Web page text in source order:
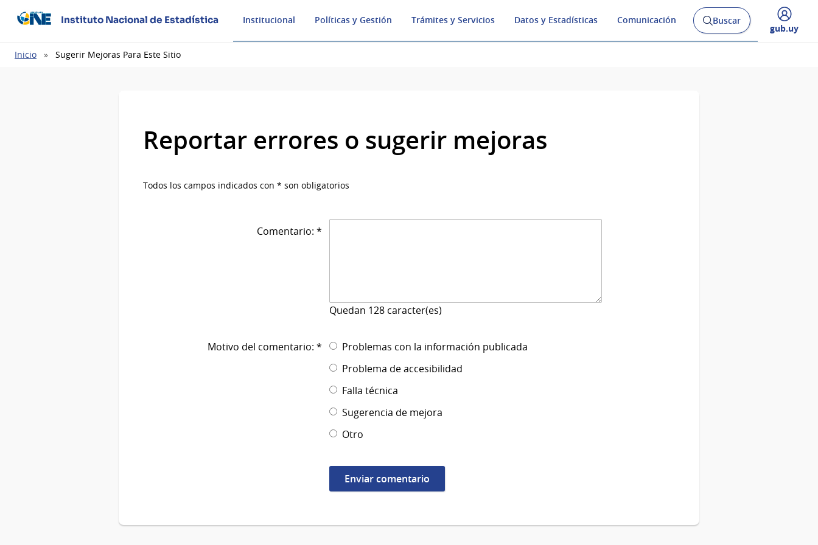
Instituto Nacional de Estadística Institucional Políticas y Gestión Trámites y Servicios Datos y Estadísticas Comunicación
Abrir
buscador
Buscar
Desplegar
gub.uy
Ruta
Inicio Sugerir Mejoras Para Este Sitio
Reportar errores o sugerir mejoras
Todos los campos indicados con * son obligatorios
Comentario: *
Quedan 128 caracter(es)
Motivo del comentario: *
Problemas con la información publicada
Problema de accesibilidad
Falla técnica
Sugerencia de mejora
Otro